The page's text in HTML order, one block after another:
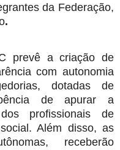
da Federação,
.
prevê a criação de
com autonomia
dotadas de
de apurar a
profissionais de
Além disso, as
receberão